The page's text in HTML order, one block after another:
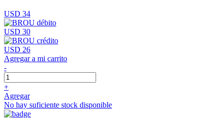
USD 34
USD 30
USD 26
Agregar a mi carrito
-
+
Agregar
No hay suficiente stock disponible